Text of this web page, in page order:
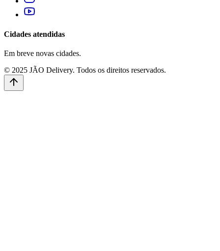
Cidades atendidas
Em breve novas cidades.
© 2025 JÃO Delivery. Todos os direitos reservados.